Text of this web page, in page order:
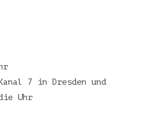
7 in Dresden und
Uhr